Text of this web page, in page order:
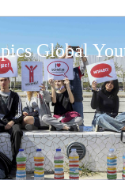
Global